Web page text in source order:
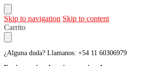
Skip to navigation Skip to content
Carrito
¿Alguna duda? Llamanos: +54 11 60306979